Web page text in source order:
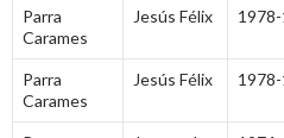
Parra
Carames
Jesús Félix
Parra
Carames
Jesús Félix